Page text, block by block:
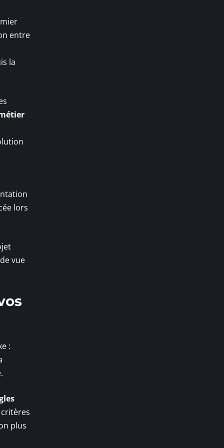
entre
la
lors
vue
:
plus